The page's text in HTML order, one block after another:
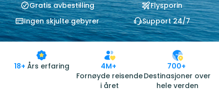
Gratis avbestilling
Flysporin
Ingen skjulte gebyrer
Support 24/7
18+ Års erfaring
4M+
Fornøyde reisende
i året
700+
Destinasjoner over
hele verden